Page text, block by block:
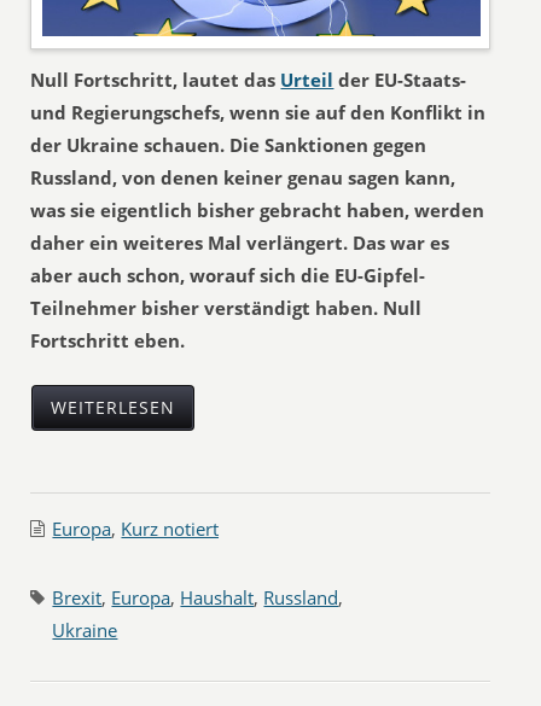
Null Fortschritt, lautet das Urteil der EU-Staats-
und Regierungschefs, wenn sie auf den Konflikt in
der Ukraine schauen. Die Sanktionen gegen
Russland, von denen keiner genau sagen kann,
was sie eigentlich bisher gebracht haben, werden
daher ein weiteres Mal verlängert. Das war es
aber auch schon, worauf sich die EU-Gipfel-
Teilnehmer bisher verständigt haben. Null
Fortschritt eben.
WEITERLESEN
Europa, Kurz notiert
Brexit, Europa, Haushalt, Russland,
Ukraine